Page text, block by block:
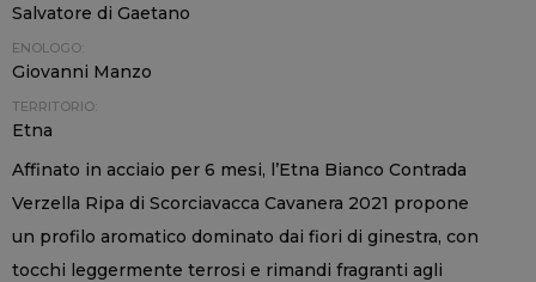
Salvatore di Gaetano
ENOLOGO:
Giovanni Manzo
TERRITORIO:
Etna
Affinato in acciaio per 6 mesi, l’Etna Bianco Contrada
Verzella Ripa di Scorciavacca Cavanera 2021 propone
un profilo aromatico dominato dai fiori di ginestra, con
tocchi leggermente terrosi e rimandi fragranti agli